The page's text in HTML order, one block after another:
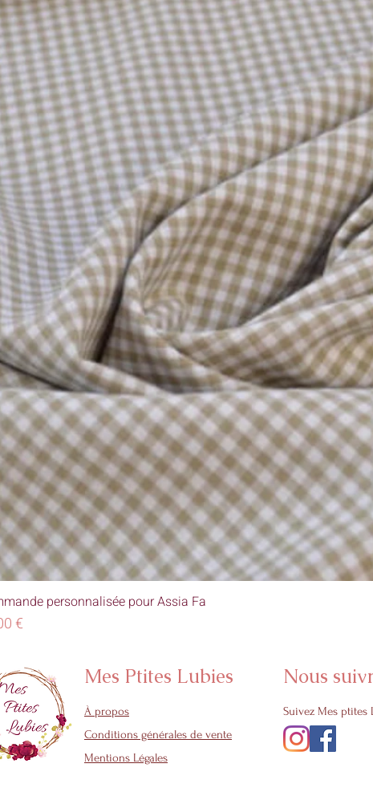
personnalisée pour Assia Fa
€
Mes Ptites Lubies
À propos
Conditions générales de vente
Mentions Légales
Nous
Suivez Mes ptites